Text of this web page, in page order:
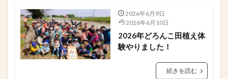
2026年6月9日
2026年6月10日
2026年どろんこ田植え体
験やりました！
続きを読む